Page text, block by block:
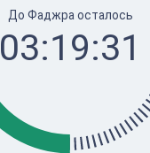
До Фаджра осталось
03:19:31